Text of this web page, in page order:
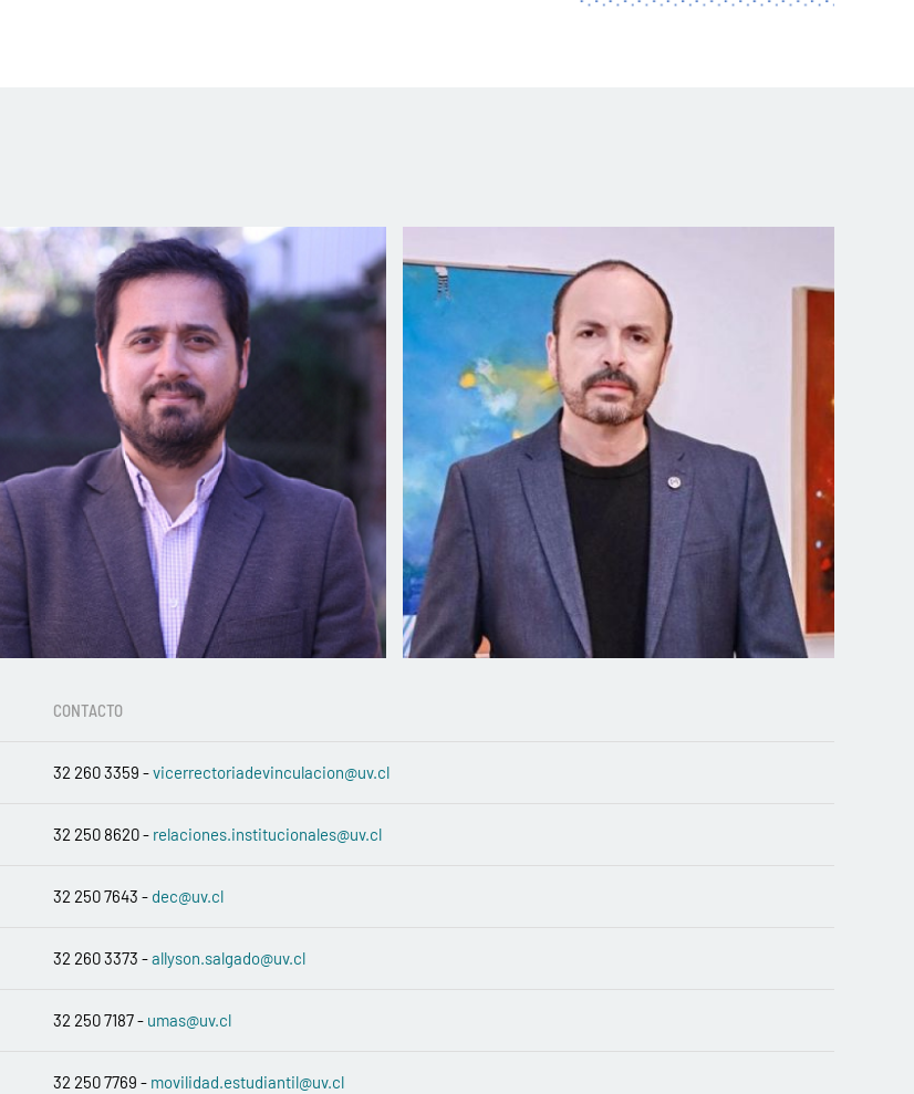
Director de Relaciones Institucionales
relaciones.institucionales@uv.cl
Director de Extensión y Comunicaciones
CONTACTO
32 260 3359 -vicerrectoriadevinculacion@uv.cl
32 250 8620 - relaciones.institucionales@uv.cl
32 250 7643 - dec@uv.cl
32 260 3373 -allyson.salgado@uv.cl
32 250 7187 - umas@uv.cl
32 250 7769 - movilidad.estudiantil@uv.cl